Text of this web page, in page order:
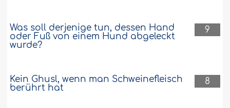
9
Was soll derjenige tun, dessen Hand
oder Fuß von einem Hund abgeleckt
wurde?
8
Kein Ghusl, wenn man Schweinefleisch
berührt hat